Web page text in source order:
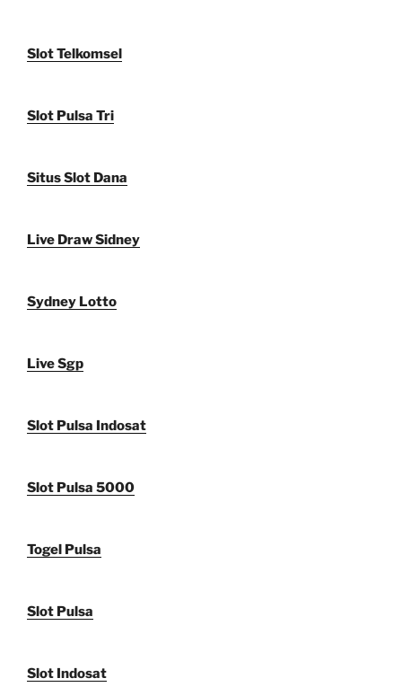
Slot Telkomsel
Slot Pulsa Tri
Situs Slot Dana
Live Draw Sidney
Sydney Lotto
Live Sgp
Slot Pulsa Indosat
Slot Pulsa 5000
Togel Pulsa
Slot Pulsa
Slot Indosat